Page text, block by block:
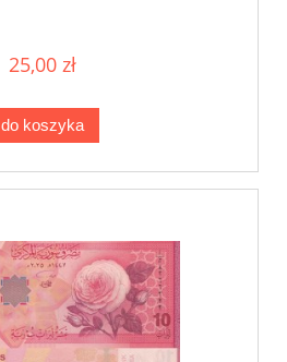
25,00 zł
do koszyka